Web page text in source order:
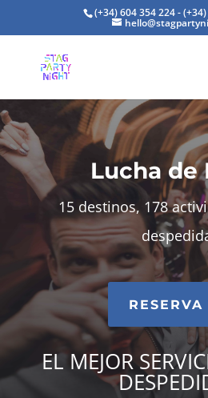
(+34) 604 354 224 -
Lucha de
15 destinos, 178
RESERVA
EL MEJOR